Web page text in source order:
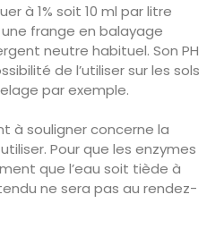
à 1% soit 10 ml par litre
une frange en balayage
neutre habituel. Son PH
de l’utiliser sur les sols
par exemple.
à souligner concerne la
Pour que les enzymes
que l’eau soit tiède à
ne sera pas au rendez-